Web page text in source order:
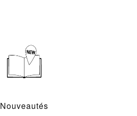
Nouveautés